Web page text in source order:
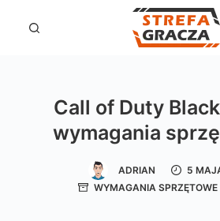
Call of Duty
wymagania
ADRIAN
5
WYMAGANIA SPRZĘTOWE